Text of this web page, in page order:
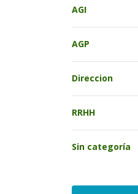
AGI
AGP
Direccion
RRHH
Sin categoría